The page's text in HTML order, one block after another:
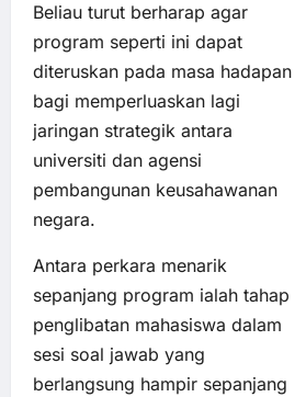
Beliau turut berharap agar
program seperti ini dapat
diteruskan pada masa hadapan
bagi memperluaskan lagi
jaringan strategik antara
universiti dan agensi
pembangunan keusahawanan
negara.
Antara perkara menarik
sepanjang program ialah tahap
penglibatan mahasiswa dalam
sesi soal jawab yang
berlangsung hampir sepanjang